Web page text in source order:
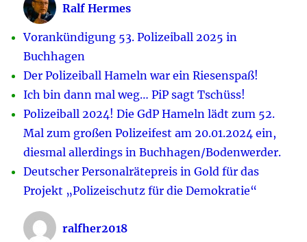
Ralf Hermes
Vorankündigung 53. Polizeiball 2025 in
Buchhagen
Der Polizeiball Hameln war ein Riesenspaß!
Ich bin dann mal weg… PiP sagt Tschüss!
Polizeiball 2024! Die GdP Hameln lädt zum 52.
Mal zum großen Polizeifest am 20.01.2024 ein,
diesmal allerdings in Buchhagen/Bodenwerder.
Deutscher Personalrätepreis in Gold für das
Projekt „Polizeischutz für die Demokratie“
ralfher2018